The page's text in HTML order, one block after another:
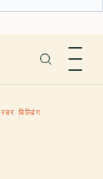
बिल्डिंग